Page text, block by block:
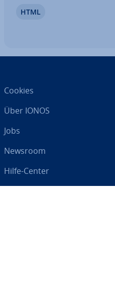
an­spre­chen­des Design,
HTML
Cookies
Über IONOS
Jobs
Newsroom
Hilfe-Center